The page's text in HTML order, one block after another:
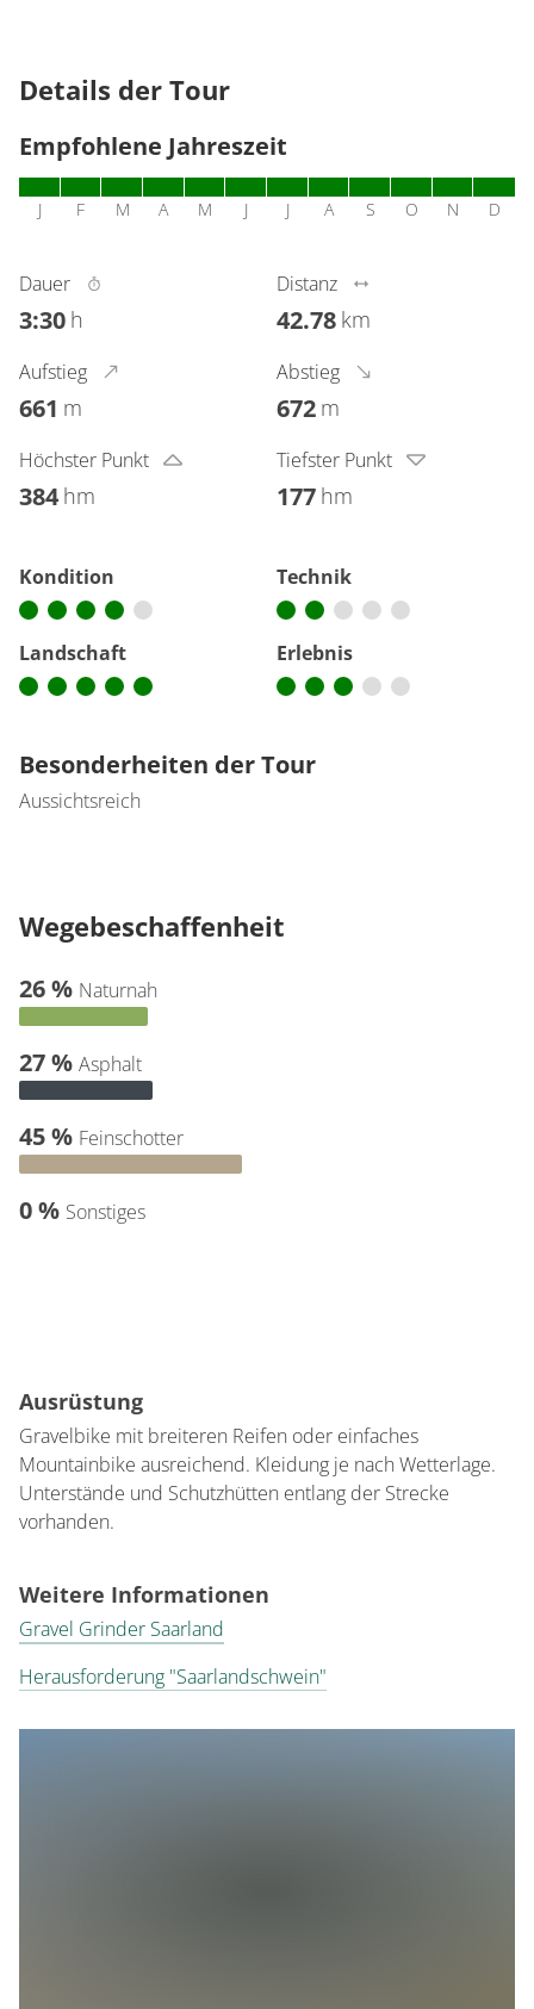
Details der Tour
Empfohlene Jahreszeit
J F M A M J J A S O N D
Dauer
3:30 h
Distanz
42.78 km
Aufstieg
661 m
Abstieg
672 m
Höchster Punkt
384 hm
Tiefster Punkt
177 hm
Kondition Technik
Landschaft Erlebnis
Besonderheiten der Tour
Aussichtsreich
Wegebeschaffenheit
26 % Naturnah
27 % Asphalt
45 % Feinschotter
0 % Sonstiges
Ausrüstung
Gravelbike mit breiteren Reifen oder einfaches
Mountainbike ausreichend. Kleidung je nach Wetterlage.
Unterstände und Schutzhütten entlang der Strecke
vorhanden.
Weitere Informationen
Gravel Grinder Saarland
Herausforderung "Saarlandschwein"